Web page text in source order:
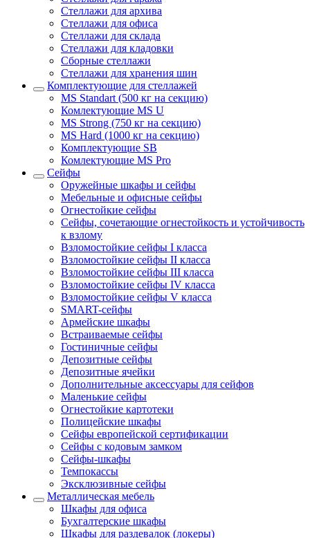
Стеллажи для архива
Стеллажи для офиса
Стеллажи для склада
Стеллажи для кладовки
Сборные стеллажи
Стеллажи для хранения шин
Комплектующие для стеллажей
MS Standart (500 кг на секцию)
Комлектующие MS U
MS Strong (750 кг на секцию)
MS Hard (1000 кг на секцию)
Комплектующие SB
Комлектующие MS Pro
Сейфы
Оружейные шкафы и сейфы
Мебельные и офисные сейфы
Огнестойкие сейфы
Сейфы, сочетающие огнестойкость и устойчивость
к взлому
Взломостойкие сейфы I класса
Взломостойкие сейфы II класса
Взломостойкие сейфы III класса
Взломостойкие сейфы IV класса
Взломостойкие сейфы V класса
SMART-сейфы
Армейские шкафы
Встраиваемые сейфы
Гостиничные сейфы
Депозитные сейфы
Депозитные ячейки
Дополнительные аксессуары для сейфов
Маленькие сейфы
Огнестойкие картотеки
Полицейские шкафы
Сейфы европейской сертификации
Сейфы с кодовым замком
Сейфы-шкафы
Темпокассы
Эксклюзивные сейфы
Металлическая мебель
Шкафы для офиса
Бухгалтерские шкафы
Шкафы для раздевалок (локеры)